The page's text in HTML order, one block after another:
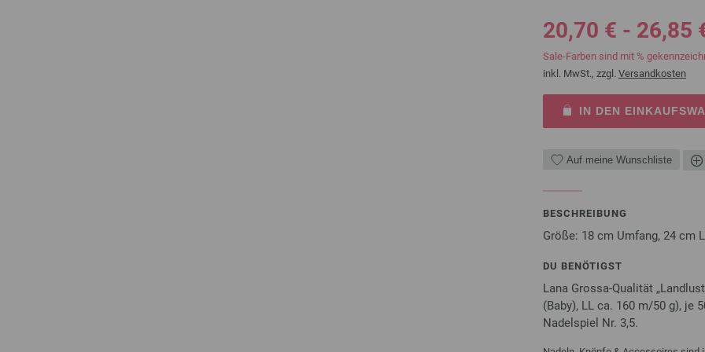
20,70 € - 26,85
Sale-Farben sind mit %
inkl. MwSt., zzgl. Versandkosten
IN DEN
Auf meine Wunschliste
BESCHREIBUNG
Größe: 18 cm Umfang, 24 cm
DU BENÖTIGST
Lana Grossa-Qualität
(Baby), LL ca. 160 m/50 g), je
Nadelspiel Nr. 3,5.